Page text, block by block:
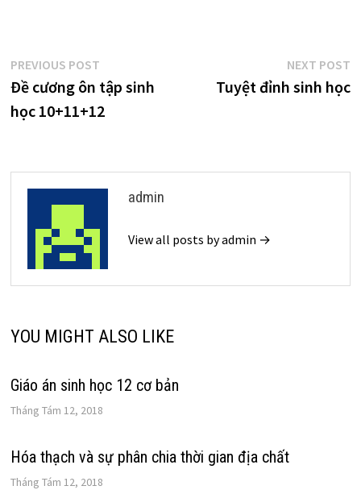
Điều
hướng
bài
PREVIOUS POSTPrevious
post:
Đề cương ôn tập sinh
học 10+11+12
NEXT POST
Tuyệt đỉnh sinh học
admin
View all posts by admin →
YOU MIGHT ALSO LIKE
Giáo án sinh học 12 cơ bản
Tháng Tám 12, 2018
Hóa thạch và sự phân chia thời gian địa chất
Tháng Tám 12, 2018